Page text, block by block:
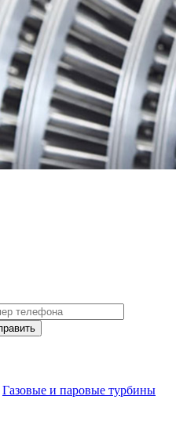
Газовые и паровые турбины